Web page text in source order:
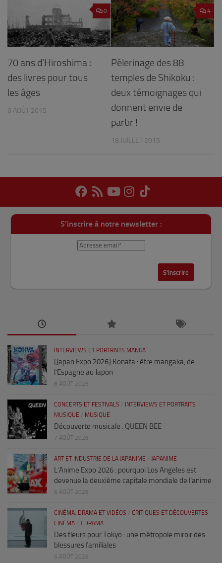
0
70 ans d’Hiroshima :
des livres pour tous
les âges
6 AOÛT 2015
4
Pèlerinage des 88
temples de Shikoku :
deux témoignages qui
donnent envie de
partir !
18 JUILLET 2015
S'inscrire à notre newsletter :
INTERVIEWS ET PORTRAITS MANGA
[Japan Expo 2026] Konata : être mangaka, de
l’Espagne au Japon
8 AOÛT 2026
CONCERTS ET FESTIVALS / INTERVIEWS ET PORTRAITS
MUSIQUE / MUSIQUE
Découverte musicale : QUEEN BEE
7 AOÛT 2026
ART ET INDUSTRIE DE LA JAPANIME / JAPANIME
L’Anime Expo 2026 : pourquoi Los Angeles est
devenue la deuxième capitale mondiale de l’anime
6 AOÛT 2026
CINÉMA, DRAMA ET VIDÉOS / CRITIQUES ET DÉCOUVERTES
CINÉMA ET DRAMA
Des fleurs pour Tokyo : une métropole miroir des
blessures familiales
5 AOÛT 2026